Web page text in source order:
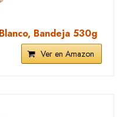
Bandeja 530g
Ver en Amazon